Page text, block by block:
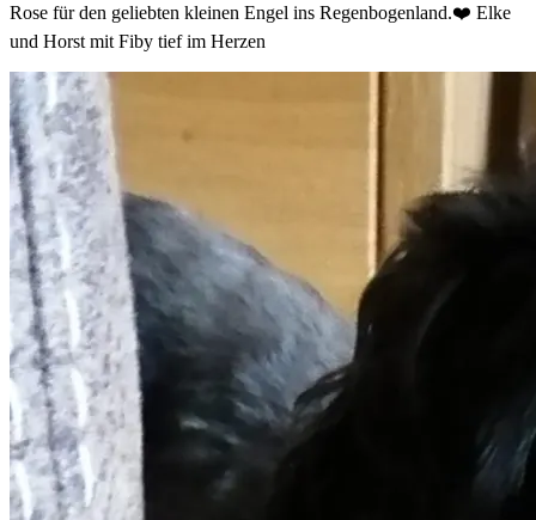
Rose für den geliebten kleinen Engel ins Regenbogenland.❤️ Elke
und Horst mit Fiby tief im Herzen